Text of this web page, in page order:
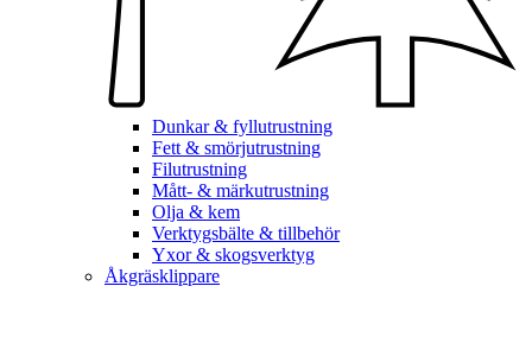
Dunkar & fyllutrustning
Fett & smörjutrustning
Filutrustning
Mått- & märkutrustning
Olja & kem
Verktygsbälte & tillbehör
Yxor & skogsverktyg
Åkgräsklippare